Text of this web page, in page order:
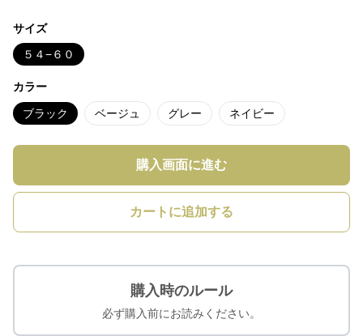
サイズ
５４−６０
カラー
ブラック ベージュ グレー ネイビー
購入画面に進む
カートに追加する
購入時のルール
必ず購入前にお読みください。